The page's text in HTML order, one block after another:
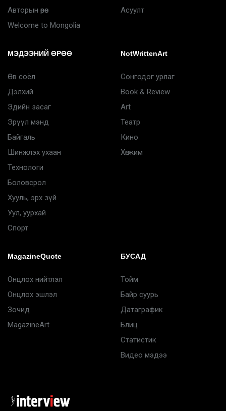
Авторын өрөө
Welcome to Mongolia
Асуулт
МЭДЭЭНИЙ ӨРӨӨ
Өв соёл
Дэлхий
Эдийн засаг
Эрүүл мэнд
Байгаль
Шинжлэх ухаан
Технологи
Боловсрол
Хууль, эрх зүй
Уул, уурхай
Спорт
NotWrittenArt
Сонгодог урлаг
Book & Review
Art
Театр
Кино
Хөгжим
MagazineQuote
Онцлох нийтлэл
Онцлох эшлэл
Зочид
MagazineArt
БУСАД
Тойм
Байр суурь
Датаграфик
Блиц
Статистик
Видео мэдээ